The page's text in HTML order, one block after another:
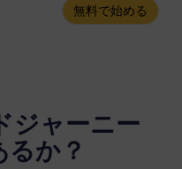
無料で始める
ジャーニー
か？